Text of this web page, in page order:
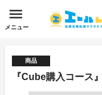
メニュー
商品
『Cube購入コース